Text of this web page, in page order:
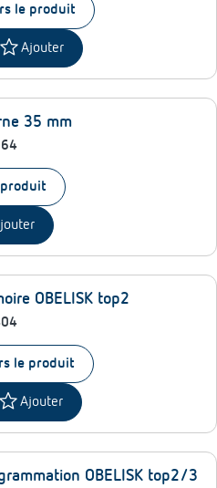
le produit
starAjouter
35 mm
OBELISK top2
le produit
starAjouter
OBELISK top2/3